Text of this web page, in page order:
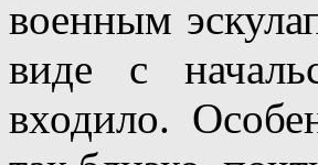
военным
виде с
входило.